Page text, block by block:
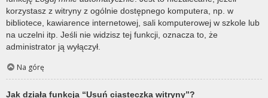
korzystasz z witryny z ogólnie dostępnego komputera, np. w
bibliotece, kawiarence internetowej, sali komputerowej w szkole lub
na uczelni itp. Jeśli nie widzisz tej funkcji, oznacza to, że
administrator ją wyłączył.
Na górę
Jak działa funkcja “Usuń ciasteczka witryny”?